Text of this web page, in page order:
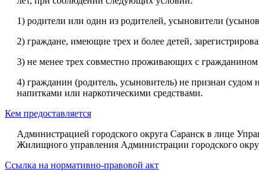
1) родители или один из родителей, усыновители
2) граждане, имеющие трех и более детей,
3) не менее трех совместно проживающих с
4) гражданин (родитель, усыновитель) не признан
напитками или наркотическими средствами.
Кем предоставляется
Администрацией городского округа Саранск в лице
Жилищного управления Администрации городского
Ссылка на нормативно-правовой акт